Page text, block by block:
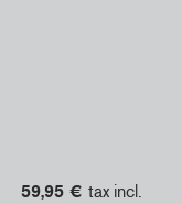
59,95 € tax incl.